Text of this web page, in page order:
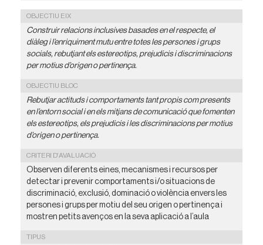
OBJECTIU EIX
Construir relacions inclusives basades en el respecte, el
diàleg i l’enriquiment mutu entre totes les persones i grups
socials, rebutjant els estereotips, prejudicis i discriminacions
per motius d’origen o pertinença.
OBJECTIU BLOC
Rebutjar actituds i comportaments tant propis com presents
en l’entorn social i en els mitjans de comunicació que fomenten
els estereotips, els prejudicis i les discriminacions per motius
d’origen o pertinença.
CRITERI D'AVALUACIÓ
Observen diferents eines, mecanismes i recursos per
detectar i prevenir comportaments i/o situacions de
discriminació, exclusió, dominació o violència envers les
persones i grups per motiu del seu origen o pertinença i
mostren petits avenços en la seva aplicació a l’aula
TIPUS